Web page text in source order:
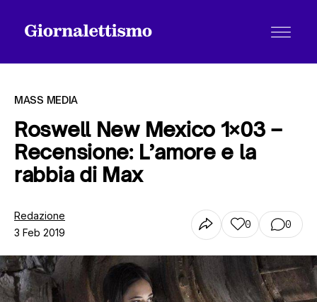
Tutti gli articoli
Chi siamo
Contatti
MASS MEDIA
Roswell New Mexico 1×03 –
Recensione: L’amore e la
rabbia di Max
Redazione
3 Feb 2019
0 0